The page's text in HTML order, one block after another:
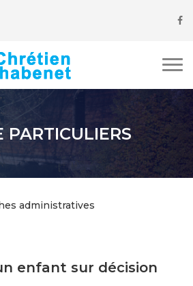
PARTICULIERS
administratives
enfant sur décision